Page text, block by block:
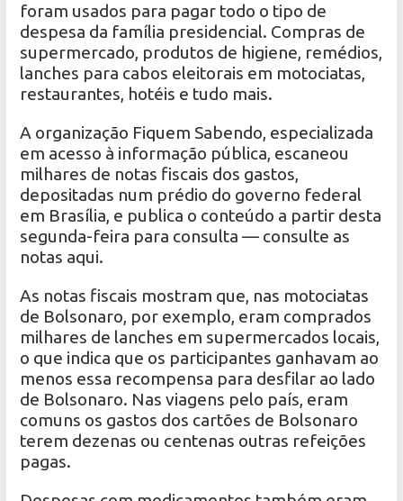
foram usados para pagar todo o tipo de
despesa da família presidencial. Compras de
supermercado, produtos de higiene, remédios,
lanches para cabos eleitorais em motociatas,
restaurantes, hotéis e tudo mais.
A organização Fiquem Sabendo, especializada
em acesso à informação pública, escaneou
milhares de notas fiscais dos gastos,
depositadas num prédio do governo federal
em Brasília, e publica o conteúdo a partir desta
segunda-feira para consulta — consulte as
notas aqui.
As notas fiscais mostram que, nas motociatas
de Bolsonaro, por exemplo, eram comprados
milhares de lanches em supermercados locais,
o que indica que os participantes ganhavam ao
menos essa recompensa para desfilar ao lado
de Bolsonaro. Nas viagens pelo país, eram
comuns os gastos dos cartões de Bolsonaro
terem dezenas ou centenas outras refeições
pagas.